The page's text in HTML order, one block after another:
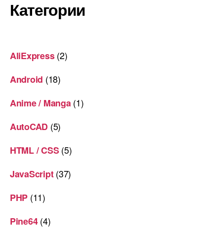
Категории
AliExpress(2)
Android (18)
Anime / Manga (1)
AutoCAD (5)
HTML / CSS(5)
JavaScript(37)
PHP (11)
Pine64(4)